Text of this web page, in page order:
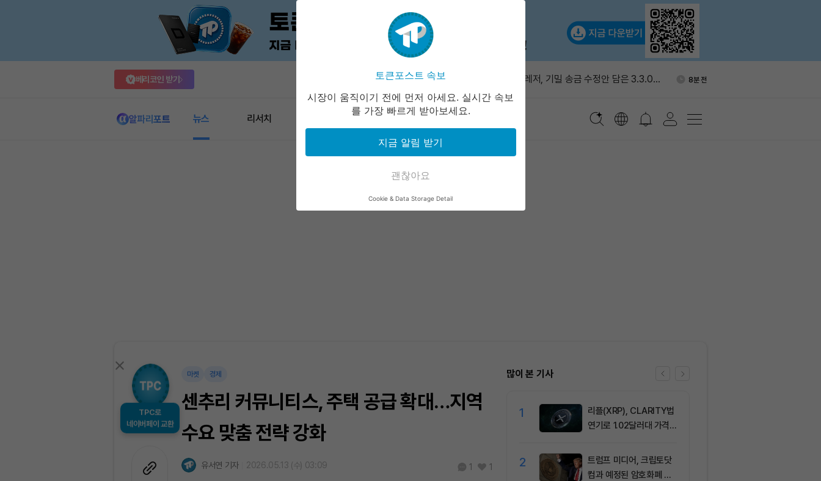
베리코인 받기
XRP 레저, 프라이버시 전송 추진…5억
26분 전
XRP 레저, 기밀 송금 수정안 담은 3.3.0
배포했다
8분 전
오데일리 오전 주요 뉴스
비트디어, 이번 주 채굴 BTC 270.5개
XRP 레저, 기밀 송금 수정안 담은 3.3.0
알파리포트 뉴스 리서치 라운지 커뮤니티
TPC로
네이버페이 교환
마켓 경제
센추리 커뮤니티스, 주택 공급 확대…지역
수요 맞춤 전략 강화
유서연 기자 2026.05.13 (수) 03:09 1 1
많이 본 기사
1
리플(XRP), CLARITY법
연기로 1.02달러대 가격
2
트럼프 미디어, 크립토닷
컴과 예정된 암호화폐 계
토큰포스트 속보
시장이 움직이기 전에 먼저 아세요. 실시간 속보
를 가장 빠르게 받아보세요.
지금 알림 받기
괜찮아요
Cookie & Data Storage Detail